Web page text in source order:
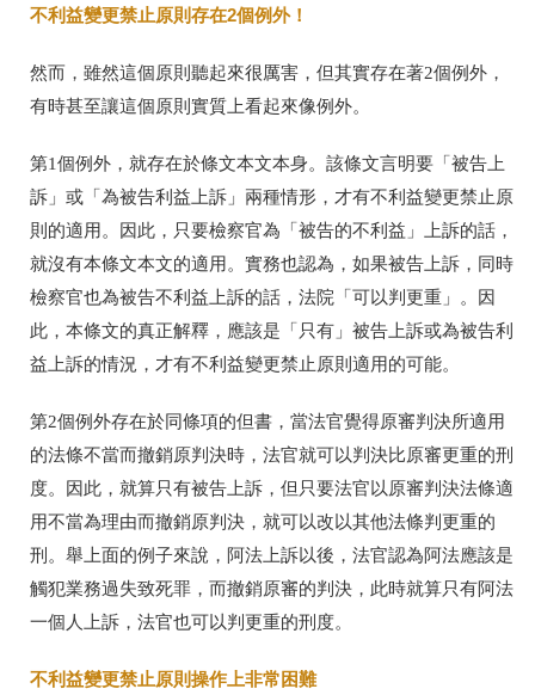
不利益變更禁止原則存在2個例外！
然而，雖然這個原則聽起來很厲害，但其實存在著2個例外，
有時甚至讓這個原則實質上看起來像例外。
第1個例外，就存在於條文本文本身。該條文言明要「被告上
訴」或「為被告利益上訴」兩種情形，才有不利益變更禁止原
則的適用。因此，只要檢察官為「被告的不利益」上訴的話，
就沒有本條文本文的適用。實務也認為，如果被告上訴，同時
檢察官也為被告不利益上訴的話，法院「可以判更重」。因
此，本條文的真正解釋，應該是「只有」被告上訴或為被告利
益上訴的情況，才有不利益變更禁止原則適用的可能。
第2個例外存在於同條項的但書，當法官覺得原審判決所適用
的法條不當而撤銷原判決時，法官就可以判決比原審更重的刑
度。因此，就算只有被告上訴，但只要法官以原審判決法條適
用不當為理由而撤銷原判決，就可以改以其他法條判更重的
刑。舉上面的例子來說，阿法上訴以後，法官認為阿法應該是
觸犯業務過失致死罪，而撤銷原審的判決，此時就算只有阿法
一個人上訴，法官也可以判更重的刑度。
不利益變更禁止原則操作上非常困難